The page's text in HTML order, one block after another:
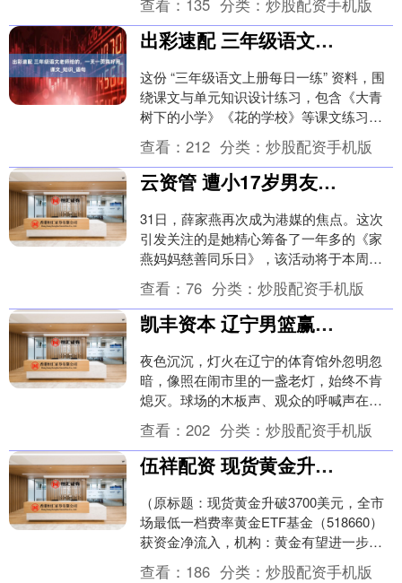
码。 知音之琴：高....
查看： 135 分类： 炒股配资手机版
出彩速配 三年级语文老师给的，一天一页真好用_课文_知识_语句
这份 “三年级语文上册每日一练” 资料，围
绕课文与单元知识设计练习，包含《大青
树下的小学》《花的学校》等课文练习，
及单元语文园地、总结练习。题型丰富，
有看拼音写....
查看： 212 分类： 炒股配资手机版
云资管 遭小17岁男友骗走2亿？75岁薛家燕回应了
31日，薛家燕再次成为港媒的焦点。这次
引发关注的是她精心筹备了一年多的《家
燕妈妈慈善同乐日》，该活动将于本周日
举行。 当天，活动现场将出售四百多件全
新二手服装，....
查看： 76 分类： 炒股配资手机版
凯丰资本 辽宁男篮赢球爆发意外！杨鸣重掌教鞭悬念揭晓，郭艾伦无奈摊牌
夜色沉沉，灯火在辽宁的体育馆外忽明忽
暗，像照在闹市里的一盏老灯，始终不肯
熄灭。球场的木板声、观众的呼喊声在耳
膜上来回摩挲，仿佛在提醒人们：一场胜
利并非安睡的床，....
查看： 202 分类： 炒股配资手机版
伍祥配资 现货黄金升破3700美元，全市场最低一档费率黄金ETF基金（518660）获资金净流入，机构：黄金有望进一步向上突破
（原标题：现货黄金升破3700美元，全市
场最低一档费率黄金ETF基金（518660）
获资金净流入，机构：黄金有望进一步向
上突破） Wind数据显示，9月17日，....
查看： 186 分类： 炒股配资手机版